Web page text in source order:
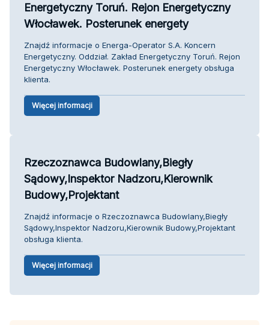
Energetyczny Toruń. Rejon Energetyczny
Włocławek. Posterunek energety
Znajdź informacje o Energa-Operator S.A. Koncern
Energetyczny. Oddział. Zakład Energetyczny Toruń. Rejon
Energetyczny Włocławek. Posterunek energety obsługa
klienta.
Więcej informacji
Rzeczoznawca Budowlany,Biegły
Sądowy,Inspektor Nadzoru,Kierownik
Budowy,Projektant
Znajdź informacje o Rzeczoznawca Budowlany,Biegły
Sądowy,Inspektor Nadzoru,Kierownik Budowy,Projektant
obsługa klienta.
Więcej informacji